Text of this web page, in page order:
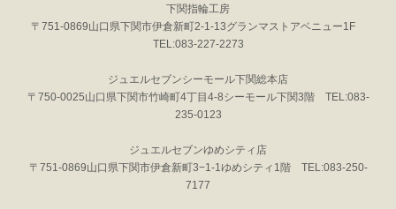
下関指輪工房
〒751-0869山口県下関市伊倉新町2-1-13グランマストアベニュー1F
TEL:083-227-2273
ジュエルセブンシーモール下関総本店
〒750-0025山口県下関市竹崎町4丁目4-8シーモール下関3階 TEL:083-
235-0123
ジュエルセブンゆめシティ店
〒751-0869山口県下関市伊倉新町3−1-1ゆめシティ1階 TEL:083-250-
7177